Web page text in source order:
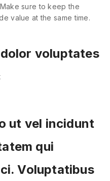
sure to keep the
value at the same time.
voluptates
ut vel incidunt
qui
Voluptatibus